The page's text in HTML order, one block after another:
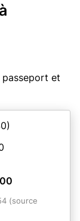
passeport et
(source